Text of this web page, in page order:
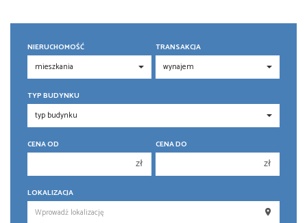
NIERUCHOMOŚĆ TRANSAKCJA
TYP BUDYNKU
CENA OD
zł
CENA DO
zł
LOKALIZACJA